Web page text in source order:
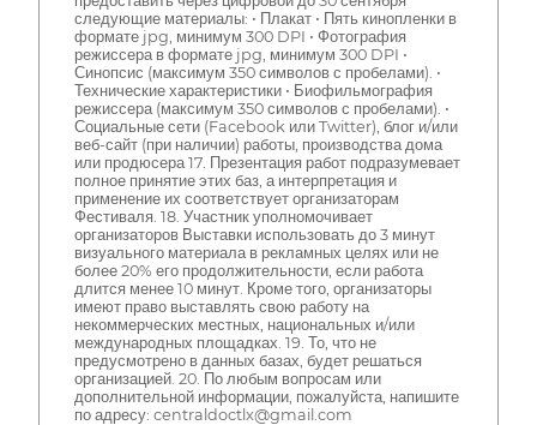
следующие материалы: • Плакат • Пять кинопленки в
формате jpg, минимум 300 DPI • Фотография
режиссера в формате jpg, минимум 300 DPI •
Синопсис (максимум 350 символов с пробелами). •
Технические характеристики • Биофильмография
режиссера (максимум 350 символов с пробелами). •
Социальные сети (Facebook или Twitter), блог и/или
веб-сайт (при наличии) работы, производства дома
или продюсера 17. Презентация работ подразумевает
полное принятие этих баз, а интерпретация и
применение их соответствует организаторам
Фестиваля. 18. Участник уполномочивает
организаторов Выставки использовать до 3 минут
визуального материала в рекламных целях или не
более 20% его продолжительности, если работа
длится менее 10 минут. Кроме того, организаторы
имеют право выставлять свою работу на
некоммерческих местных, национальных и/или
международных площадках. 19. То, что не
предусмотрено в данных базах, будет решаться
организацией. 20. По любым вопросам или
дополнительной информации, пожалуйста, напишите
по адресу: centraldoctlx@gmail.com